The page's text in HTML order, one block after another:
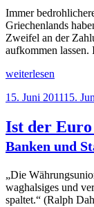
Immer
Griechenlands
Zweifel an der
aufkommen
„Staatliche
–
ist
zu
beachten?“
weiterlesen
Veröffentlicht
15. Juni 201115.
Ist der Euro
Banken und
„Die
waghalsiges und
spaltet.“ (Ralph